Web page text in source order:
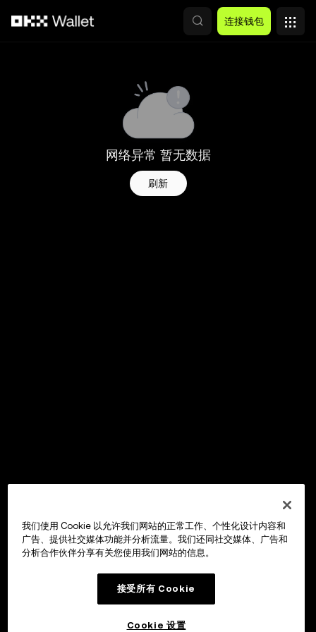
连接钱包
网络异常 暂无数据
刷新
我们使用 Cookie 以允许我们网站的正常工作、个性化设计内容和
广告、提供社交媒体功能并分析流量。我们还同社交媒体、广告和
分析合作伙伴分享有关您使用我们网站的信息。
接受所有 Cookie
Cookie 设置